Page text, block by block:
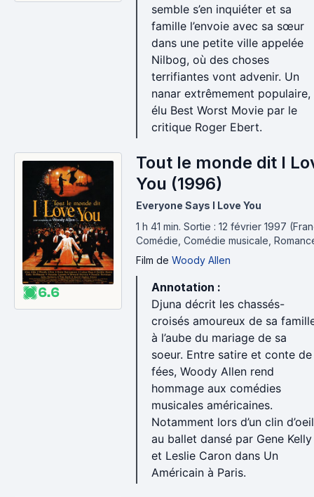
semble s’en inquiéter et sa
famille l’envoie avec sa sœur
dans une petite ville appelée
Nilbog, où des choses
terrifiantes vont advenir. Un
nanar extrêmement populaire,
élu Best Worst Movie par le
critique Roger Ebert.
6.6
Tout le monde dit I
You (1996)
Everyone Says I Love You
1 h 41 min. Sortie : 12 février 1997
Comédie, Comédie musicale,
Film de Woody Allen
Annotation :
Djuna décrit les chassés-
croisés amoureux de sa
à l’aube du mariage de sa
soeur. Entre satire et conte de
fées, Woody Allen rend
hommage aux comédies
musicales américaines.
Notamment lors d’un clin d’oeil
au ballet dansé par Gene Kelly
et Leslie Caron dans Un
Américain à Paris.